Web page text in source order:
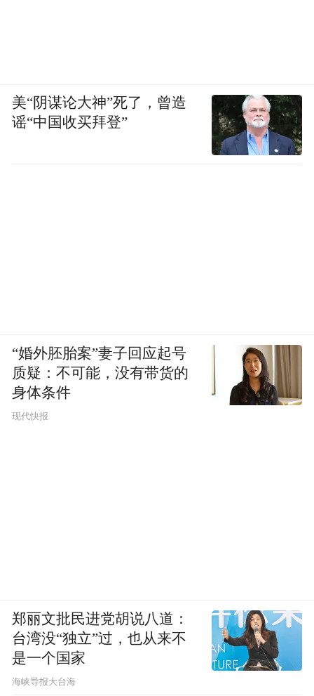
美“阴谋论大神”死了，曾造
谣“中国收买拜登”
“婚外胚胎案”妻子回应起号
质疑：不可能，没有带货的
身体条件
现代快报
郑丽文批民进党胡说八道：
台湾没“独立”过，也从来不
是一个国家
​海峡导报大台海